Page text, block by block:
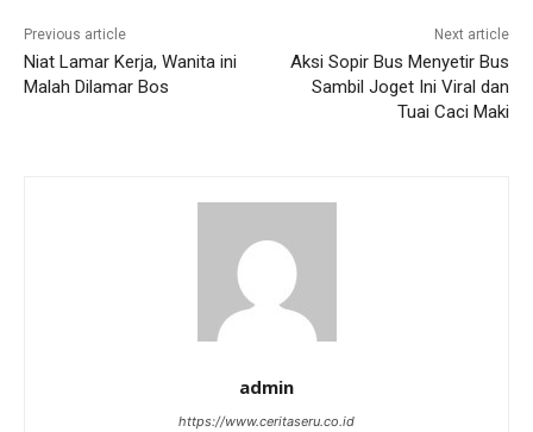
Previous article
Niat Lamar Kerja, Wanita ini
Malah Dilamar Bos
Next article
Aksi Sopir Bus Menyetir Bus
Sambil Joget Ini Viral dan
Tuai Caci Maki
admin
https://www.ceritaseru.co.id